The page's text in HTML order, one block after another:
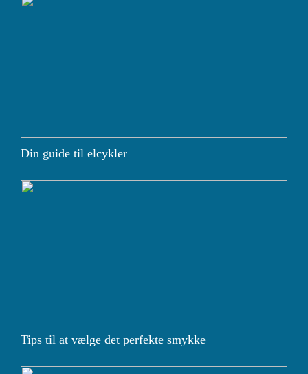
Din guide til elcykler
Tips til at vælge det perfekte smykke